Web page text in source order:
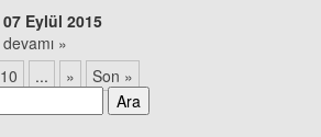
07 Eylül 2015
devamı »
10 ... » Son »